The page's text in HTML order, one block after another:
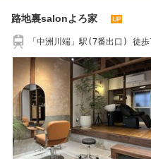
路地裏salonよろ家
「中洲川端」駅(7番出口) 徒